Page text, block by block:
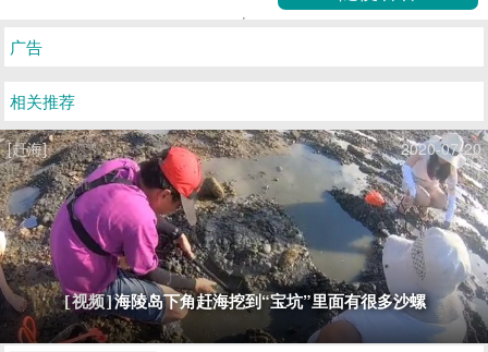
广告
相关推荐
[赶海] 2020-07-20
[视频]海陵岛下角赶海挖到“宝坑”里面有很多沙螺